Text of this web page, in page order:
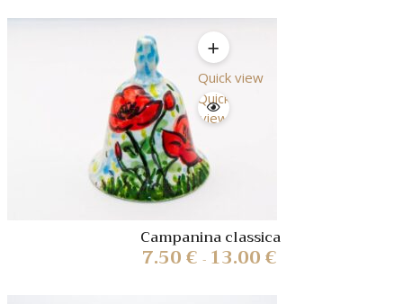
Quick view
Quick
view
Campanina classica
7.50€ - 13.00€